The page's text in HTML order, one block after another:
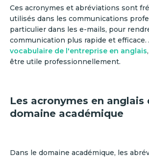
Ces acronymes et abréviations sont
utilisés dans les communications
particulier dans les e-mails, pour
communication plus rapide et efficace.
vocabulaire de l'entreprise en anglais
être utile professionnellement.
Les acronymes en anglais
domaine académique
Dans le domaine académique, les